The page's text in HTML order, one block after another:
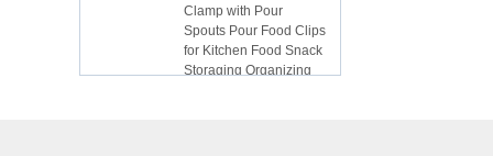
Spouts Pour Food Clips
for Kitchen Food Snack
Storaging Organizing